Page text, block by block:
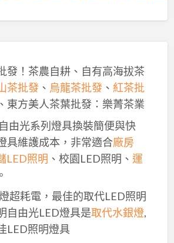
發！茶農自耕、自有高海拔茶
茶批發、 烏龍茶批發、 紅茶批
東方美人茶葉批發：樂菁茶業
由光系列燈具換裝簡便與快
具維護成本，非常適合廠房
LED照明 、校園LED照明、 運
。
超耗電，最佳的取代LED照明
自由光LED燈具是取代水銀燈,
LED照明燈具